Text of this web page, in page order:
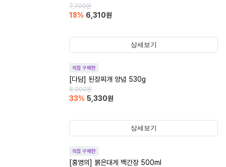
7,700원
18% 6,310원
상세보기
직접 구매한
[다담] 된장찌개 양념 530g
8,000원
33% 5,330원
상세보기
직접 구매한
[홍영의] 붉은대게 백간장 500ml